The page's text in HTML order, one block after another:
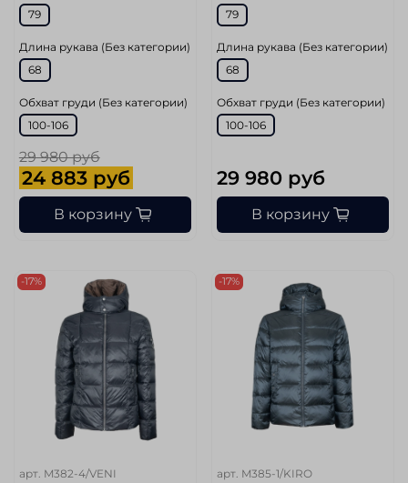
79
Длина рукава (Без категории)
68
Обхват груди (Без категории)
100-106
29 980 руб
24 883 руб
В корзину
79
Длина рукава (Без категории)
68
Обхват груди (Без категории)
100-106
29 980 руб
В корзину
-17%
арт. M382-4/VENI
-17%
арт. M385-1/KIRO